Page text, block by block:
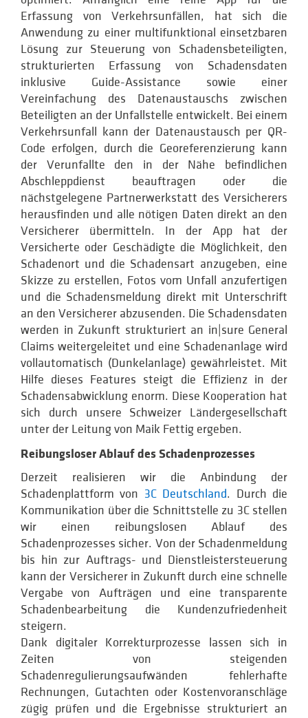
Erfassung von Verkehrsunfällen, hat sich die
Anwendung zu einer multifunktional einsetzbaren
Lösung zur Steuerung von Schadensbeteiligten,
strukturierten Erfassung von Schadensdaten
inklusive Guide-Assistance sowie einer
Vereinfachung des Datenaustauschs zwischen
Beteiligten an der Unfallstelle entwickelt. Bei einem
Verkehrsunfall kann der Datenaustausch per QR-
Code erfolgen, durch die Georeferenzierung kann
der Verunfallte den in der Nähe befindlichen
Abschleppdienst beauftragen oder die
nächstgelegene Partnerwerkstatt des Versicherers
herausfinden und alle nötigen Daten direkt an den
Versicherer übermitteln. In der App hat der
Versicherte oder Geschädigte die Möglichkeit, den
Schadenort und die Schadensart anzugeben, eine
Skizze zu erstellen, Fotos vom Unfall anzufertigen
und die Schadensmeldung direkt mit Unterschrift
an den Versicherer abzusenden. Die Schadensdaten
werden in Zukunft strukturiert an in|sure General
Claims weitergeleitet und eine Schadenanlage wird
vollautomatisch (Dunkelanlage) gewährleistet. Mit
Hilfe dieses Features steigt die Effizienz in der
Schadensabwicklung enorm. Diese Kooperation hat
sich durch unsere Schweizer Ländergesellschaft
unter der Leitung von Maik Fettig ergeben.
Reibungsloser Ablauf des Schadenprozesses
Derzeit realisieren wir die Anbindung der
Schadenplattform von 3C Deutschland. Durch die
Kommunikation über die Schnittstelle zu 3C stellen
wir einen reibungslosen Ablauf des
Schadenprozesses sicher. Von der Schadenmeldung
bis hin zur Auftrags- und Dienstleistersteuerung
kann der Versicherer in Zukunft durch eine schnelle
Vergabe von Aufträgen und eine transparente
Schadenbearbeitung die Kundenzufriedenheit
steigern.
Dank digitaler Korrekturprozesse lassen sich in
Zeiten von steigenden
Schadenregulierungsaufwänden fehlerhafte
Rechnungen, Gutachten oder Kostenvoranschläge
zügig prüfen und die Ergebnisse strukturiert an